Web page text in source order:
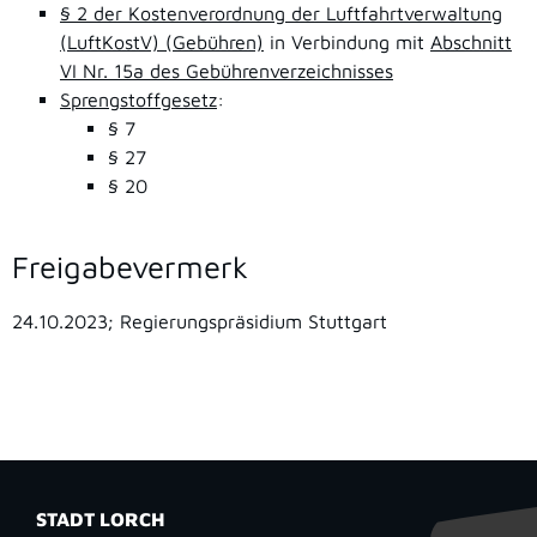
§ 2 der Kostenverordnung der Luftfahrtverwaltung
(LuftKostV) (Gebühren) in Verbindung mit Abschnitt
VI Nr. 15a des Gebührenverzeichnisses
Sprengstoffgesetz:
§ 7
§ 27
§ 20
Freigabevermerk
24.10.2023; Regierungspräsidium Stuttgart
STADT LORCH